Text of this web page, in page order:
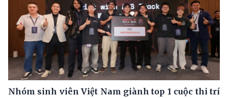
Nhóm sinh viên Việt Nam giành top 1 cuộc thi trí